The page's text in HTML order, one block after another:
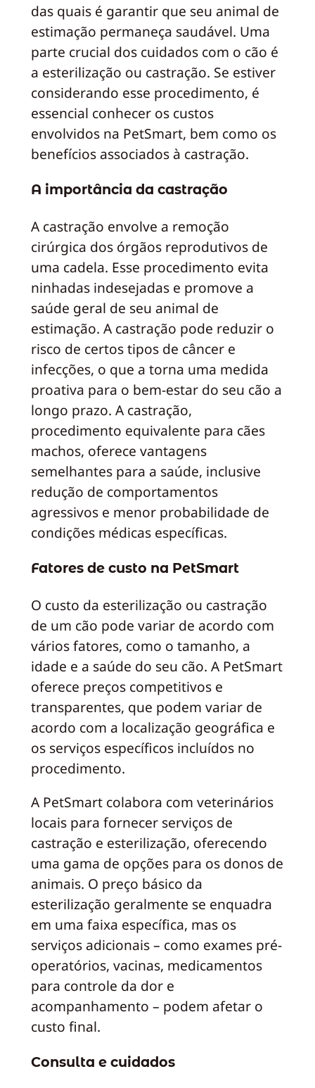
das quais é garantir que seu animal de
estimação permaneça saudável. Uma
parte crucial dos cuidados com o cão é
a esterilização ou castração. Se estiver
considerando esse procedimento, é
essencial conhecer os custos
envolvidos na PetSmart, bem como os
benefícios associados à castração.
A importância da castração
A castração envolve a remoção
cirúrgica dos órgãos reprodutivos de
uma cadela. Esse procedimento evita
ninhadas indesejadas e promove a
saúde geral de seu animal de
estimação. A castração pode reduzir o
risco de certos tipos de câncer e
infecções, o que a torna uma medida
proativa para o bem-estar do seu cão a
longo prazo. A castração,
procedimento equivalente para cães
machos, oferece vantagens
semelhantes para a saúde, inclusive
redução de comportamentos
agressivos e menor probabilidade de
condições médicas específicas.
Fatores de custo na PetSmart
O custo da esterilização ou castração
de um cão pode variar de acordo com
vários fatores, como o tamanho, a
idade e a saúde do seu cão. A PetSmart
oferece preços competitivos e
transparentes, que podem variar de
acordo com a localização geográfica e
os serviços específicos incluídos no
procedimento.
A PetSmart colabora com veterinários
locais para fornecer serviços de
castração e esterilização, oferecendo
uma gama de opções para os donos de
animais. O preço básico da
esterilização geralmente se enquadra
em uma faixa específica, mas os
serviços adicionais – como exames pré-
operatórios, vacinas, medicamentos
para controle da dor e
acompanhamento – podem afetar o
custo final.
Consulta e cuidados